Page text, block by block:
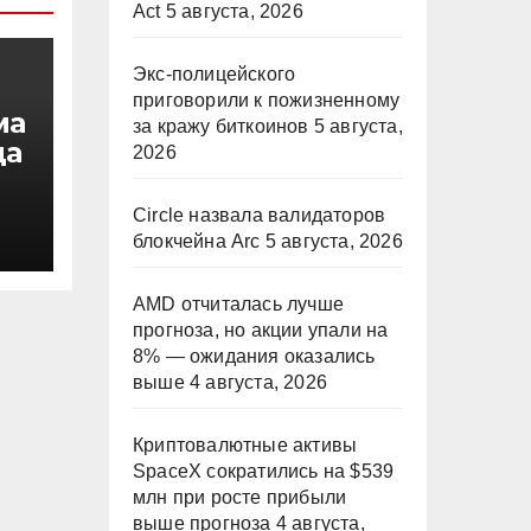
Act 5 августа, 2026
Экс-полицейского
приговорили к пожизненному
за кражу биткоинов 5 августа,
2026
Circle назвала валидаторов
блокчейна Arc 5 августа, 2026
AMD отчиталась лучше
прогноза, но акции упали на
8% — ожидания оказались
выше 4 августа, 2026
Криптовалютные активы
SpaceX сократились на $539
млн при росте прибыли
выше прогноза 4 августа,